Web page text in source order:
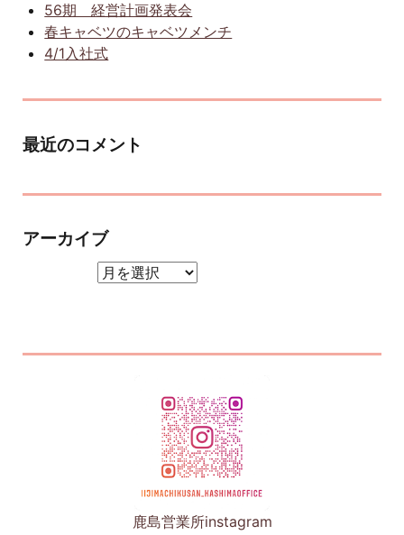
56期 経営計画発表会
春キャベツのキャベツメンチ
4/1入社式
最近のコメント
アーカイブ
鹿島営業所instagram